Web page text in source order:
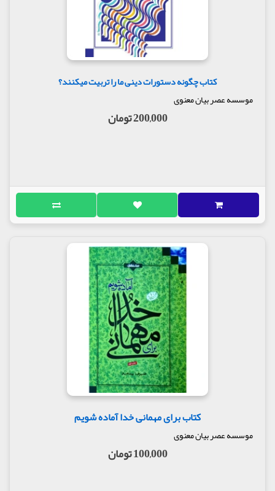
کتاب چگونه دستورات دینی ما را تربیت میکنند؟
موسسه عصر بیان معنوی
200,000 تومان
کتاب برای مهمانی خدا آماده شویم
موسسه عصر بیان معنوی
100,000 تومان